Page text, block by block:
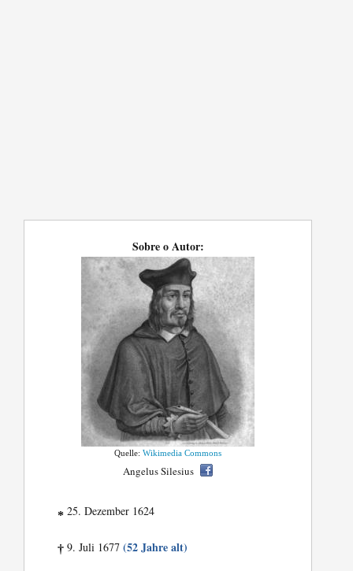
Sobre o Autor:
Quelle:Wikimedia Commons
Angelus Silesius
* 25. Dezember 1624
† 9. Juli 1677(52 Jahre alt)